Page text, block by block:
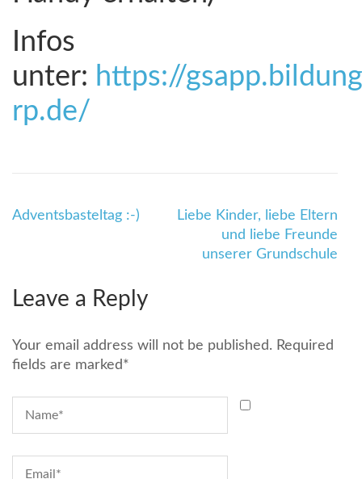
Infos
unter: https://
rp.de/
Beitragsnavigation
Adventsbasteltag :-)
Liebe Kinder, liebe Eltern
und liebe Freunde
unserer Grundschule
Leave a Reply
Your email address will not be published. Required
fields are marked*